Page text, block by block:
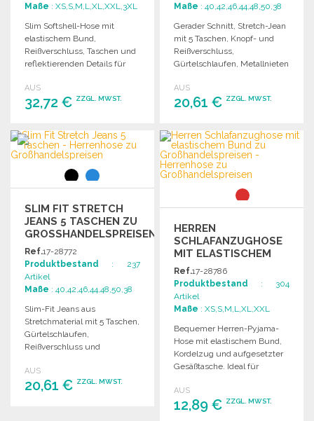
Maße : XS,S,M,L,XL,XXL,3XL
Slim Softshell-Hose mit
elastischem Bund,
Reißverschluss, Taschen und
reflektierenden Details für
Komfort.
AUS
32,72 € ZZGL. MWST.
BESTELLEN
Angebot anfordern
Maße : 40,42,46,44,48,50,38
Gerader Schnitt, Stretch-Jean
mit 5 Taschen, Knopf- und
Reißverschluss,
Gürtelschlaufen, Metallnieten
AUS
20,61 € ZZGL. MWST.
BESTELLEN
Angebot anfordern
SLIM FIT STRETCH
JEANS 5 TASCHEN ZU
GROSSHANDELSPREISEN
Ref.17-28772
Produktbestand : 237
Artikel
Maße : 40,42,46,44,48,50,38
Slim-Fit Jeans aus
Stretchmaterial mit 5 Taschen,
Gürtelschlaufen,
Reißverschluss und
AUS
20,61 € ZZGL. MWST.
HERREN
SCHLAFANZUGHOSE
MIT ELASTISCHEM
BUND
Ref.17-28786
Produktbestand : 304
Artikel
Maße : XS,S,M,L,XL,XXL
Bequemer Herren-Pyjama-
Hose mit elastischem Bund,
Kordelzug und aufgesetzter
Gesäßtasche. Ideal für
AUS
12,89 € ZZGL. MWST.